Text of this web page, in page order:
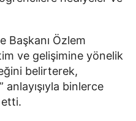
Başkanı Özlem
ve gelişimine yönelik
belirterek,
anlayışıyla binlerce
etti.